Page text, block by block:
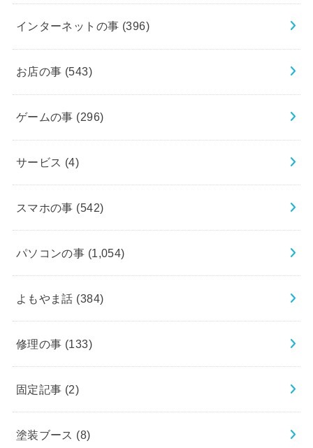
インターネットの事 (396)
お店の事 (543)
ゲームの事 (296)
サービス (4)
スマホの事 (542)
パソコンの事 (1,054)
よもやま話 (384)
修理の事 (133)
固定記事 (2)
塗装ブース (8)